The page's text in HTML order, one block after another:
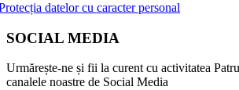
datelor cu caracter personal
SOCIAL MEDIA
Urmărește-ne și fii la curent cu activitatea
canalele noastre de Social Media